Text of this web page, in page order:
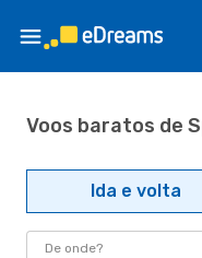
Voos baratos de
Ida e volta
De onde?